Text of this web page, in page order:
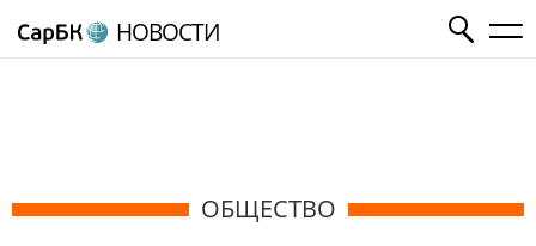
НОВОСТИ
ОБЩЕСТВО